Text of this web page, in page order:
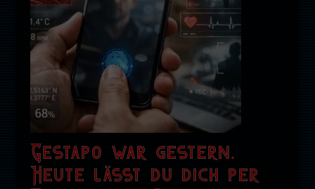
Gestapo war gestern.
Heute lässt du dich per